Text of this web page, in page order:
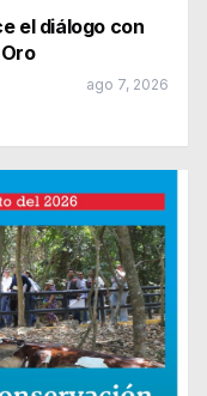
el diálogo con
ago 7, 2026